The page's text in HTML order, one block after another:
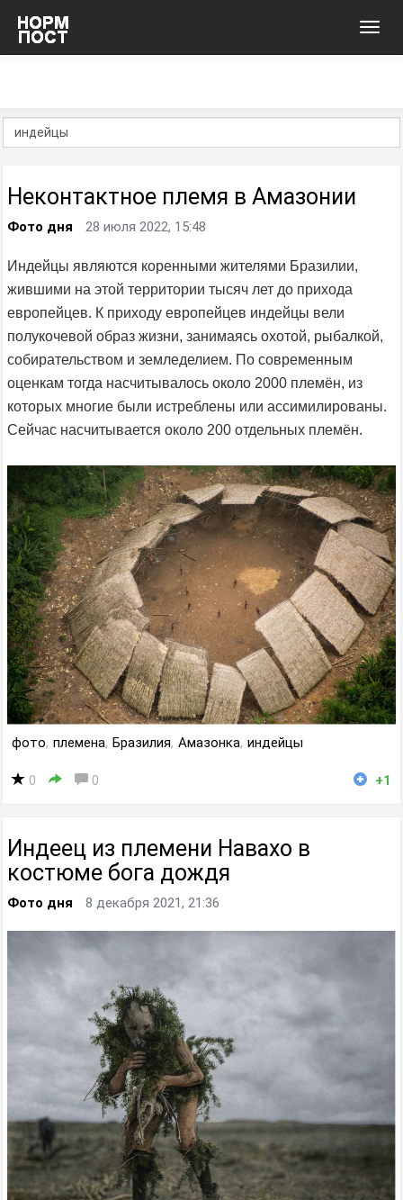
Неконтактное племя в Амазонии
Фото дня 28 июля 2022, 15:48
Индейцы являются коренными жителями Бразилии,
жившими на этой территории тысяч лет до прихода
европейцев. К приходу европейцев индейцы вели
полукочевой образ жизни, занимаясь охотой, рыбалкой,
собирательством и земледелием. По современным
оценкам тогда насчитывалось около 2000 племён, из
которых многие были истреблены или ассимилированы.
Сейчас насчитывается около 200 отдельных племён.
фото, племена, Бразилия, Амазонка, индейцы
0 0 +1
Индеец из племени Навахо в
костюме бога дождя
Фото дня 8 декабря 2021, 21:36